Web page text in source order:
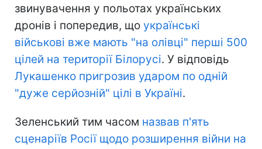
звинувачення у польотах українських
дронів і попередив, що українські
військові вже мають "на олівці" перші 500
цілей на території Білорусі. У відповідь
Лукашенко пригрозив ударом по одній
"дуже серйозній" цілі в Україні.
Зеленський тим часом назвав п'ять
сценаріїв Росії щодо розширення війни на